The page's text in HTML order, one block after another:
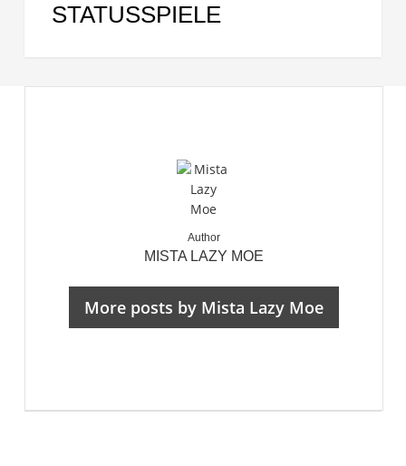
STATUSSPIELE
Author
MISTA LAZY MOE
More posts by Mista Lazy Moe